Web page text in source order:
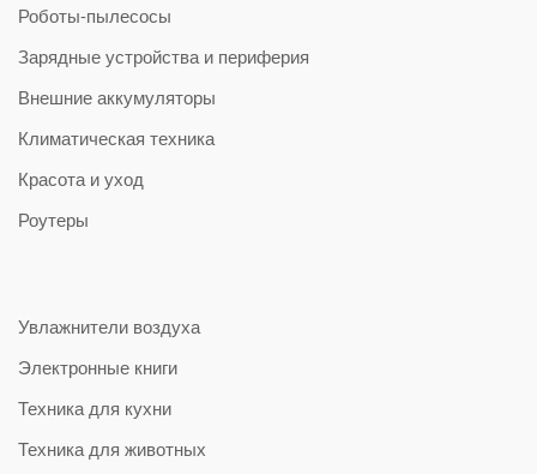
Роботы-пылесосы
Зарядные устройства и периферия
Внешние аккумуляторы
Климатическая техника
Красота и уход
Роутеры
Увлажнители воздуха
Электронные книги
Техника для кухни
Техника для животных